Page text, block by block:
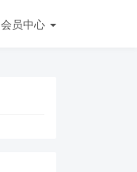
会员中心